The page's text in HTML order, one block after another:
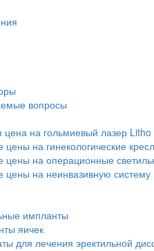
вопросы
на гольмиевый лазер
на гинекологические
на операционные
цены на неинвазивную
импланты
яичек
для лечения эректильной